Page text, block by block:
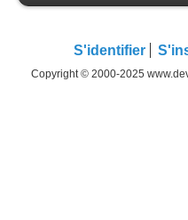
S'identifier
Copyright © 2000-2025